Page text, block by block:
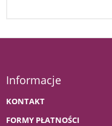
Informacje
KONTAKT
FORMY PŁATNOŚCI